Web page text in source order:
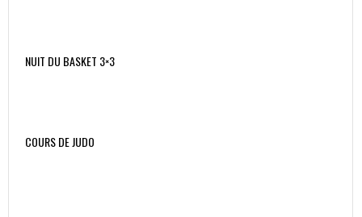
NUIT DU BASKET 3×3
COURS DE JUDO